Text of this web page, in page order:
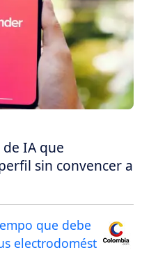
IA que
sin convencer a